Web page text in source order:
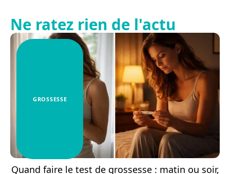
Ne ratez rien de l'actu
GROSSESSE
Quand faire le test de grossesse : matin ou soir,